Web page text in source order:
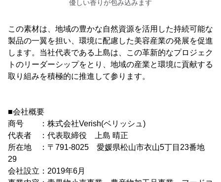
優しい香りが包み込みます
この素材は、地域の豊かな自然資源を活用した持続可能な
製品の一翼を担い、環境に配慮した美容産業の発展を促進
します。当社代表である上島は、この革新的なプロジェク
トのリーダーシップをとり、地域の産業と環境に貢献する
取り組みを積極的に推進して参ります。
■会社概要
商号 ：株式会社Verish(ベリッシュ)
代表者 ：代表取締役 上島 晴正
所在地 ：〒791-8025 愛媛県松山市衣山5丁目23番地
29
会社設立：2019年6月